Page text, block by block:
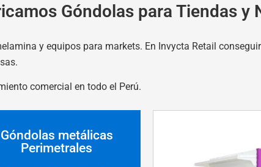
Góndolas para Tiendas y
y equipos para markets. En Invycta Retail
comercial en todo el Perú.
Góndolas metálicas
Perimetrales